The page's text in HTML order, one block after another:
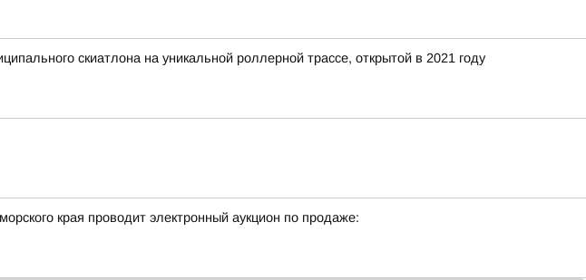
скиатлона на уникальной роллерной трассе, открытой в 2021 году
края проводит электронный аукцион по продаже: